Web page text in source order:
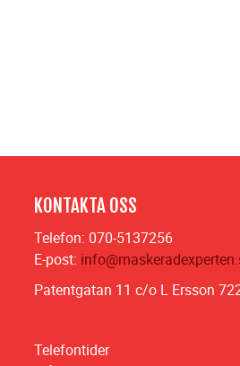
KONTAKTA OSS
Telefon: 070-5137256
E-post:
Patentgatan 11 c/o L Ersson
Telefontider